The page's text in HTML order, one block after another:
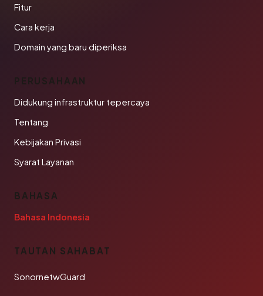
Fitur
Cara kerja
Domain yang baru diperiksa
PERUSAHAAN
Didukung infrastruktur tepercaya
Tentang
Kebijakan Privasi
Syarat Layanan
BAHASA
Bahasa Indonesia
TAUTAN SAHABAT
SonornetwGuard